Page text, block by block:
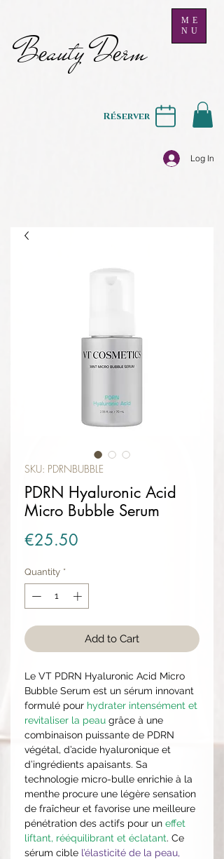
Beauty Derm
ME
NU
Log In
Réserver
SKU: PDRNBUBBLE
PDRN Hyaluronic Acid
Micro Bubble Serum
€25.50
Quantity *
Add to Cart
Le VT PDRN Hyaluronic Acid Micro
Bubble Serum est un sérum innovant
formulé pour hydrater intensément et
revitaliser la peau grâce à une
combinaison puissante de PDRN
végétal, d’acide hyaluronique et
d’ingrédients apaisants. Sa
technologie micro-bulle enrichie à la
menthe procure une légère sensation
de fraîcheur et favorise une meilleure
pénétration des actifs pour un effet
liftant, rééquilibrant et éclatant. Ce
sérum cible l’élasticité de la peau,